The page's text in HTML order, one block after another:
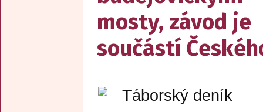
mosty, závod je
součástí
Táborský deník